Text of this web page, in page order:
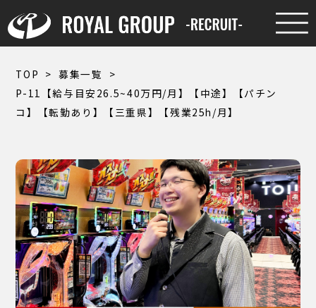
TOP > 募集一覧
>
P-11【給与目安26.5~40万円/月】【中途】【パチン
コ】【転勤あり】【三重県】【残業25h/月】